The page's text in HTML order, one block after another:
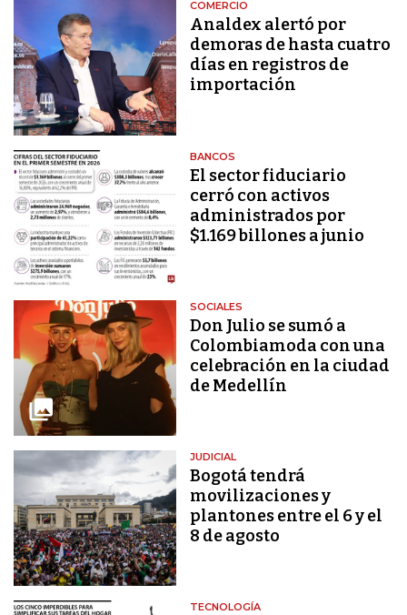
COMERCIO
Analdex alertó por
demoras de hasta cuatro
días en registros de
importación
BANCOS
El sector fiduciario
cerró con activos
administrados por
$1.169 billones a junio
SOCIALES
Don Julio se sumó a
Colombiamoda con una
celebración en la ciudad
de Medellín
JUDICIAL
Bogotá tendrá
movilizaciones y
plantones entre el 6 y el
8 de agosto
TECNOLOGÍA